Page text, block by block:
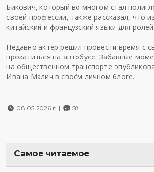
Бикович, который во многом стал
своей профессии, также рассказал, что
китайский и французский языки для
Недавно актёр решил провести время с
прокатиться на автобусе. Забавные
на общественном транспорте
Ивана Малич в своём личном блоге.
08.05.2026 г. | 58
Самое читаемое